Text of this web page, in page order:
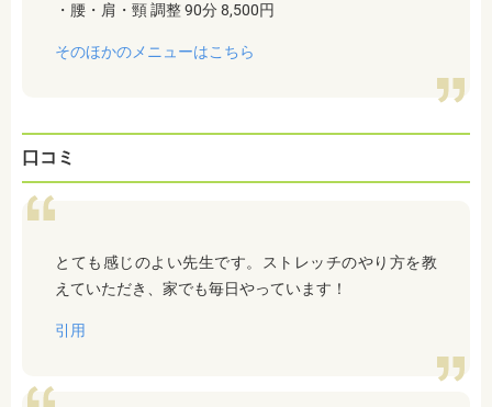
・腰・肩・頸 調整 90分 8,500円
そのほかのメニューはこちら
口コミ
とても感じのよい先生です。ストレッチのやり方を教
えていただき、家でも毎日やっています！
引用